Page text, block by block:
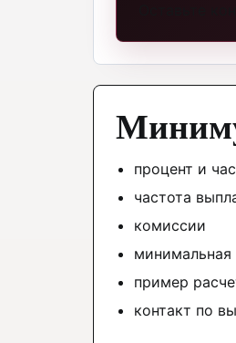
Оставьте
процент и
частота
комиссии
пример
контакт по